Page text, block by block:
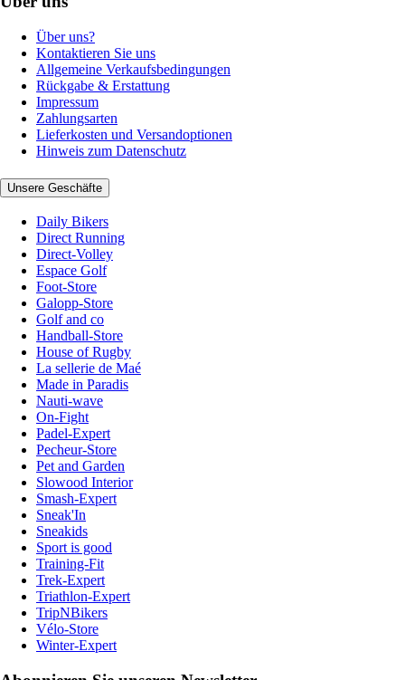
Über uns?
Kontaktieren Sie uns
Allgemeine Verkaufsbedingungen
Rückgabe & Erstattung
Impressum
Zahlungsarten
Lieferkosten und Versandoptionen
Hinweis zum Datenschutz
Unsere Geschäfte
Daily Bikers
Direct Running
Direct-Volley
Espace Golf
Foot-Store
Galopp-Store
Golf and co
Handball-Store
House of Rugby
La sellerie de Maé
Made in Paradis
Nauti-wave
On-Fight
Padel-Expert
Pecheur-Store
Pet and Garden
Slowood Interior
Smash-Expert
Sneak'In
Sneakids
Sport is good
Training-Fit
Trek-Expert
Triathlon-Expert
TripNBikers
Vélo-Store
Winter-Expert